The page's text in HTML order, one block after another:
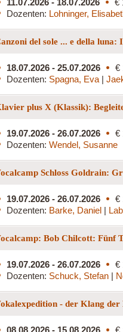
Dozenten: Lohninger,
del sole ... e della luna:
18.07.2026 - 25.07.2026
€
Dozenten: Spagna, Eva |
plus X (Klassik):
19.07.2026 - 26.07.2026
€
Dozenten: Wendel, Susanne
Schloss Goldrain:
19.07.2026 - 26.07.2026
€
Dozenten: Barke, Daniel |
Bob Chilcott: Fünf
19.07.2026 - 26.07.2026
€
Dozenten: Schuck, Stefan |
- der Klang
08.08.2026 - 15.08.2026 €